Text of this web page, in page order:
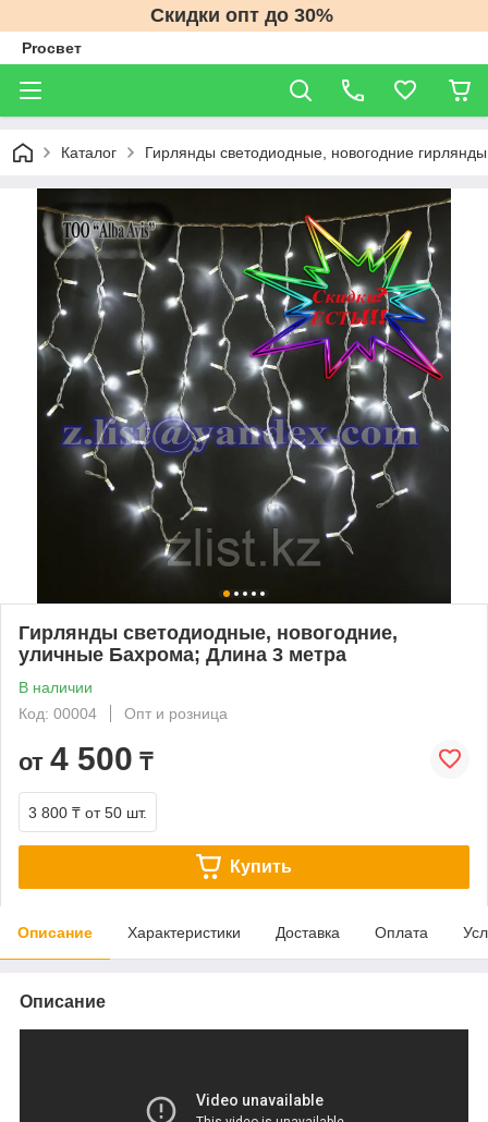
Скидки опт до 30%
Proсвет
Каталог Гирлянды светодиодные, новогодние
Гирлянды светодиодные, новогодние,
уличные Бахрома; Длина 3 метра
В наличии
Код: 00004
Опт и розница
от 4 500 ₸
3 800 ₸ от 50 шт.
Купить
Описание Характеристики Доставка Оплата
Описание